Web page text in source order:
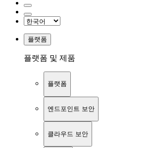
플랫폼
플랫폼 및 제품
플랫폼
엔드포인트 보안
클라우드 보안